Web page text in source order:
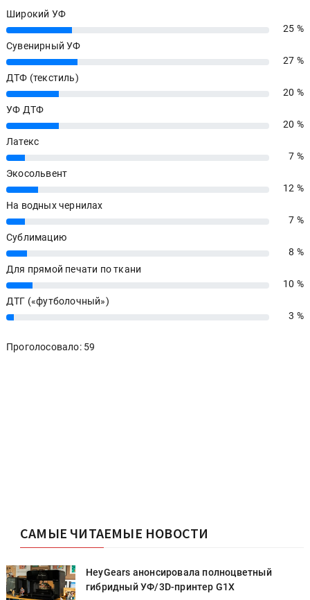
Широкий УФ
25%
25 %
Сувенирный УФ
27%
27 %
ДТФ (текстиль)
20%
20 %
УФ ДТФ
20%
20 %
Латекс
7%
7 %
Экосольвент
12%
12 %
На водных чернилах
7%
7 %
Сублимацию
8%
8 %
Для прямой печати по ткани
10%
10 %
ДТГ («футболочный»)
3% 3 %
Проголосовало: 59
САМЫЕ ЧИТАЕМЫЕ НОВОСТИ
HeyGears анонсировала полноцветный
гибридный УФ/3D-принтер G1X